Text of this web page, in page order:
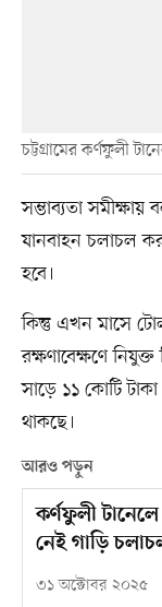
চট্টগ্রামের কর্ণফুলী
সম্ভাব্যতা
যানবাহন চলাচল
হবে।
কিন্তু এখন মাসে
রক্ষণাবেক্ষণে
সাড়ে ১১ কোটি
থাকছে।
আরও পড়ুন
কর্ণফুলী টানেলে
নেই গাড়ি
৩১ অক্টোবর ২০২৫